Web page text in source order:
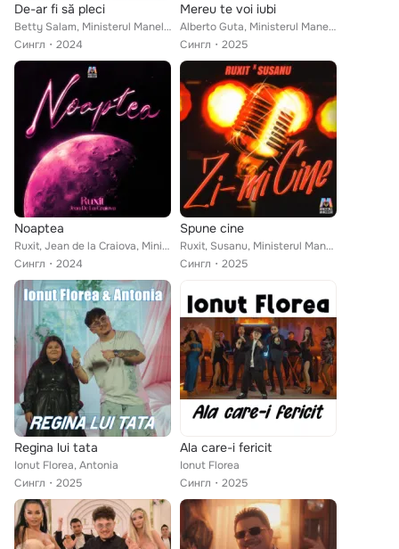
De-ar fi să pleci
Betty Salam, Ministerul Manelelor
Сингл
2024
Mereu te voi iubi
Alberto Guta, Ministerul Manelelor
Сингл
2025
Noaptea
Ruxit, Jean de la Craiova, Ministerul Manelelor
Сингл
2024
Spune cine
Ruxit, Susanu, Ministerul Manelelor
Сингл
2025
Regina lui tata
Ionut Florea, Antonia
Сингл
2025
Ala care-i fericit
Ionut Florea
Сингл
2025